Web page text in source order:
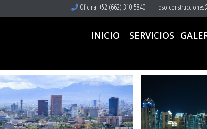
Oficina: +52 (662) 310 5840
INICIO SERVICIOS